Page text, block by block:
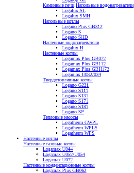
Каминные печи Напольные водонагреватели
Logalux SL
Logalux SMH
Напольные котлы
Logano Plus GB312
Logano S
Logano SHD
Настенные водонагреватели
Logalux H
Настенные котлы
Logamax Plus GB072
Logamax Plus GB112
Logamax Plus GBH172
Logamax U032/034
Твердотопливные котлы
Logano G221
Logano S111
Logano S131
Logano S171
Logano S181
Logano SP
Тепловые насосы
Logatherm GWPL
Logatherm WPLS
Logatherm WPS
Настенные котлы
Настенные газовые котлы
Logamax U044
Logamax U052/U054
Logamax U072
Настенные конденсационные котлы
Logamax Plus GB062